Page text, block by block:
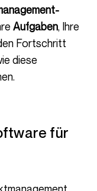
Aufgaben, Ihre
Fortschritt
diese
für